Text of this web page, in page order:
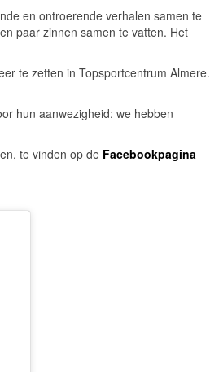
en ontroerende verhalen samen te
paar zinnen samen te vatten. Het
te zetten in Topsportcentrum Almere.
hun aanwezigheid: we hebben
te vinden op de Facebookpagina